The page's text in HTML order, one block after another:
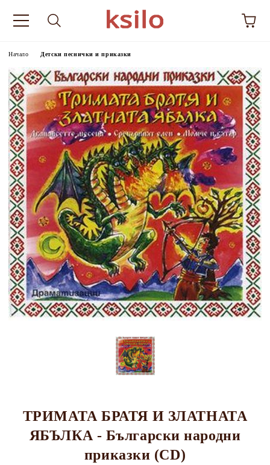
Начало Детски песнички и приказки
ТРИМАТА БРАТЯ И ЗЛАТНАТА
ЯБЪЛКА - Български народни
приказки (CD)